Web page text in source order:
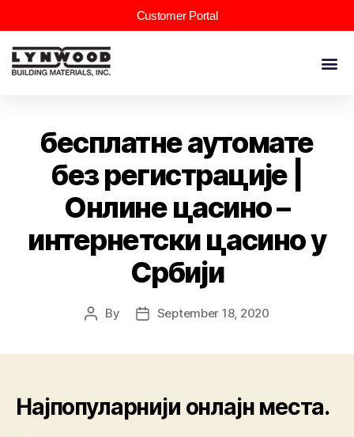
Customer Portal
бесплатне аутомате
без регистрације |
Онлине цасино –
интернетски цасино у
Србији
By September 18, 2020
Најпопуларнији онлајн места.